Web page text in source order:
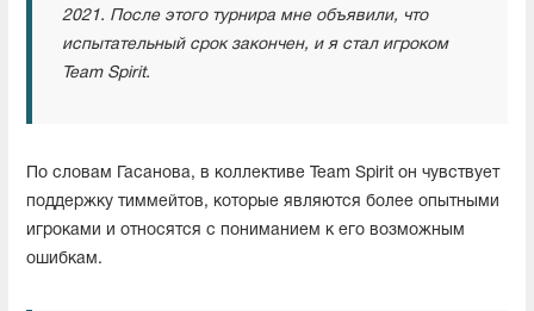
2021. После этого турнира мне объявили, что
испытательный срок закончен, и я стал игроком
Team Spirit.
По словам Гасанова, в коллективе Team Spirit он чувствует
поддержку тиммейтов, которые являются более опытными
игроками и относятся с пониманием к его возможным
ошибкам.